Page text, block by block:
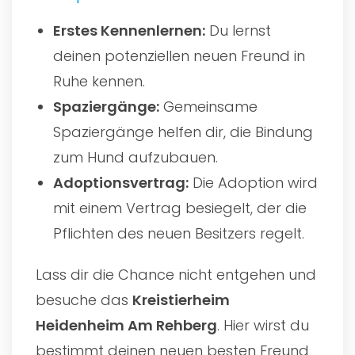
Erstes Kennenlernen: Du lernst
deinen potenziellen neuen Freund in
Ruhe kennen.
Spaziergänge: Gemeinsame
Spaziergänge helfen dir, die Bindung
zum Hund aufzubauen.
Adoptionsvertrag: Die Adoption wird
mit einem Vertrag besiegelt, der die
Pflichten des neuen Besitzers regelt.
Lass dir die Chance nicht entgehen und
besuche das Kreistierheim
Heidenheim Am Rehberg. Hier wirst du
bestimmt deinen neuen besten Freund